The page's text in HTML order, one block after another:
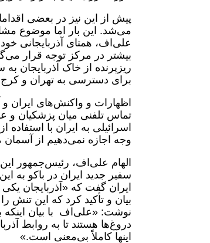
پیش از این نیز در بعضی
می‌شد. این بار اما موضوع
علی‌اف، همتای آذربایجانی
بیشتر در مرکز توجه قرار
ریزپرنده از خاک آذربایجان
برای دسترسی به تهران و
اظهارات و واکنش‌های ایران و
تماس تلفنی میان پزشکیان و
اسرائیلی به ایران با
وجه اجازه نمی‌دهیم از
الهام علی‌اف، رئیس‌جمهور
سفیر جدید ایران در باکو به
ایران گفت که «آذربایجان
بیان و تأکید کرد که این تنش
نوشت: «علی‌اف با بیان اینکه
دروغ‌ها هستند تا به روابط
اینها کاملاً بی‌معنی است.»